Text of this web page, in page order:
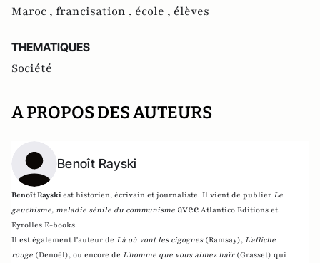
Maroc , francisation , école , élèves
THEMATIQUES
Société
A PROPOS DES AUTEURS
Benoît Rayski
Benoît Rayskiest historien, écrivain et journaliste. Il vient de publier Le
gauchisme, maladie sénile du communisme avec Atlantico Editions et
Eyrolles E-books.
Il est également l'auteur de Là où vont les cigognes (Ramsay), L'affiche
rouge (Denoël), ou encore de L'homme que vous aimez haïr (Grasset) qui